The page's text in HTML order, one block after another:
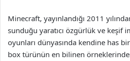
Minecraft, yayınlandığı 2011
sunduğu yaratıcı özgürlük ve keşif
oyunları dünyasında kendine has
box türünün en bilinen